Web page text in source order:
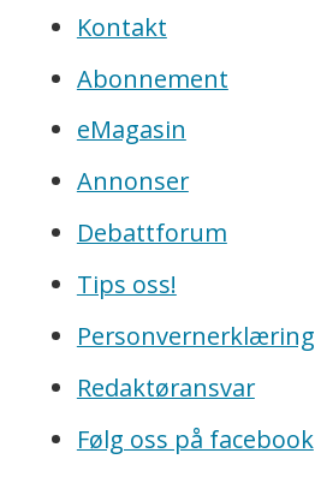
Kontakt
Abonnement
eMagasin
Annonser
Debattforum
Tips oss!
Personvernerklæring
Redaktøransvar
Følg oss på facebook